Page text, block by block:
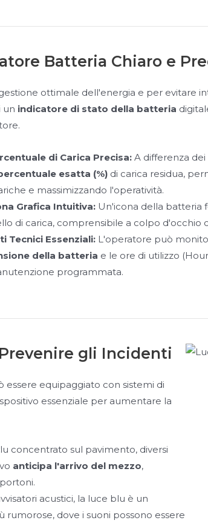
Batteria Chiaro e
ottimale dell'energia e per evitare
un indicatore di stato della batteria
di Carica Precisa: A differenza
esatta (%) di carica residua,
e massimizzando l'operatività.
Grafica Intuitiva: Un'icona della batteria
di carica, comprensibile a colpo d'occhio
Tecnici Essenziali: L'operatore può
della batteria e le ore di utilizzo
programmata.
gli Incidenti
essere equipaggiato con sistemi di
essenziale per aumentare la
concentrato sul pavimento, diversi
anticipa l'arrivo del mezzo,
acustici, la luce blu è un
dove i suoni possono essere